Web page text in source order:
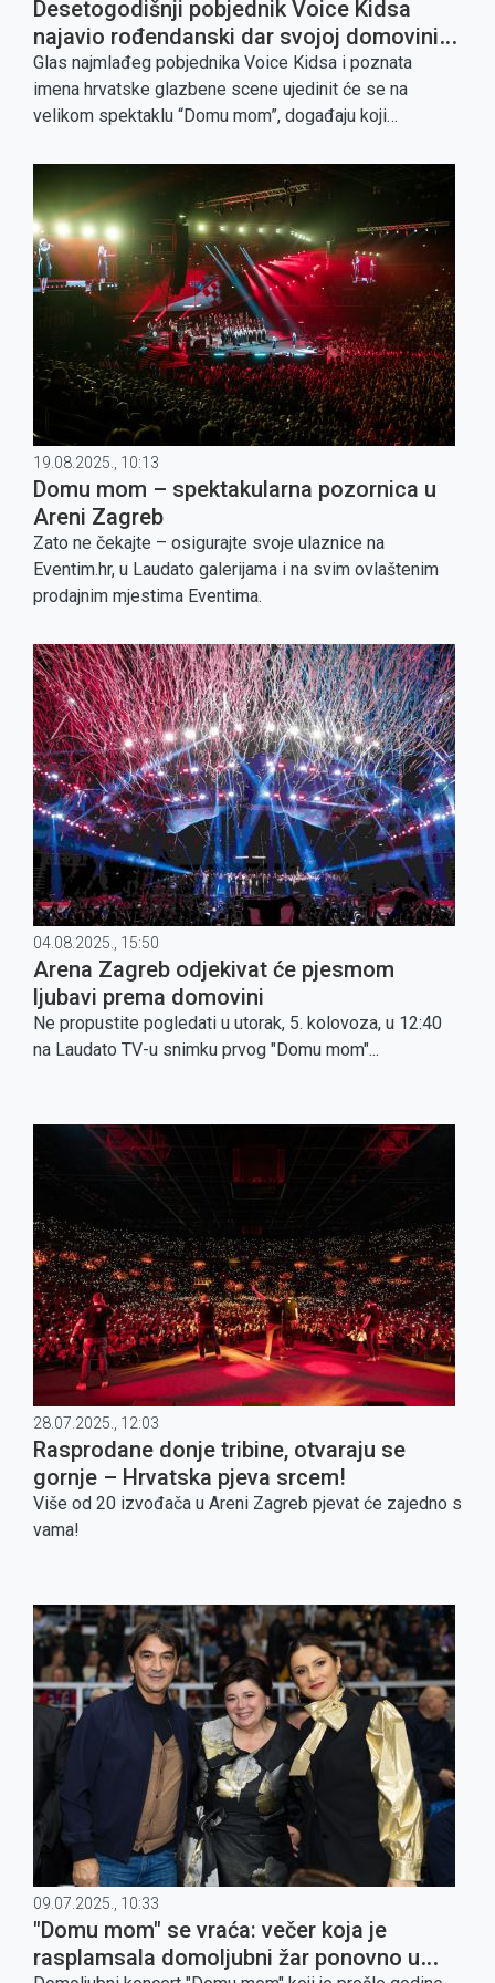
Desetogodišnji pobjednik Voice Kidsa
najavio rođendanski dar svojoj domovini –
pjesmu pred prepunom Arenom Zagreb!
Glas najmlađeg pobjednika Voice Kidsa i poznata
imena hrvatske glazbene scene ujedinit će se na
velikom spektaklu “Domu mom”, događaju koji
generacija.
19.08.2025., 10:13
Domu mom – spektakularna pozornica u
Areni Zagreb
Zato ne čekajte – osigurajte svoje ulaznice na
Eventim.hr, u Laudato galerijama i na svim ovlaštenim
prodajnim mjestima Eventima.
04.08.2025., 15:50
Arena Zagreb odjekivat će pjesmom
ljubavi prema domovini
Ne propustite pogledati u utorak, 5. kolovoza, u 12:40
na Laudato TV-u snimku prvog "Domu mom"...
28.07.2025., 12:03
Rasprodane donje tribine, otvaraju se
gornje – Hrvatska pjeva srcem!
Više od 20 izvođača u Areni Zagreb pjevat će zajedno s
vama!
09.07.2025., 10:33
"Domu mom" se vraća: večer koja je
rasplamsala domoljubni žar ponovno u